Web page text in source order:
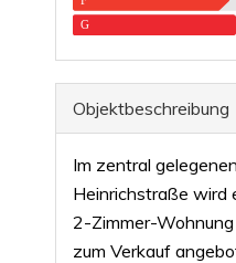
G
Objekt­beschreibung
Im zentral
Heinrichstraße wird
2-Zimmer-
zum Verkauf